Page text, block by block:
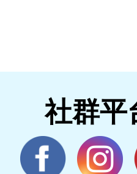
社群平